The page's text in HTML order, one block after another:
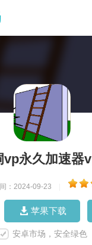
vp永久加速器
：2024-09-23
苹果下载
安卓市场，安全绿色